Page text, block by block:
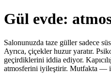
Gül evde:
Salonunuzda taze güller sadece
Ayrıca, çiçekler huzur yaratır.
geçirdiklerini iddia ediyor.
atmosferini iyileştirir. Mutfakta —